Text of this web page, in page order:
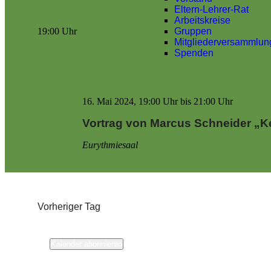
Eltern-Lehrer-Rat
Arbeitskreise
Gruppen
Spenden
19:00 Uhr
16. Mai 2024, 19:00 Uhrbis 21:00 Uhr
Vortrag von Marcus Schneider
Eurythmiesaal
Vorheriger Tag